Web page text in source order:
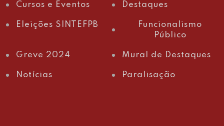
Cursos e Eventos Destaques
Eleições SINTEFPB
Funcionalismo
Público
Greve 2024 Mural de Destaques
Notícias Paralisação